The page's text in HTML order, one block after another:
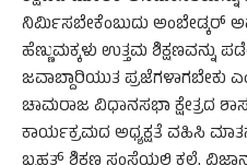
ನಿರ್ಮಿಸಬೇಕೆಂಬುದು ಅಂಬೇಡ್ಕರ್
ಹೆಣ್ಣುಮಕ್ಕಳು ಉತ್ತಮ
ಜವಾಬ್ದಾರಿಯುತ ಪ್ರಜೆಗಳಾಗಬೇಕು
ಚಾಮರಾಜ ವಿಧಾನಸಭಾ ಕ್ಷೇತ್ರದ
ಕಾರ್ಯಕ್ರಮದ ಅಧ್ಯಕ್ಷತೆ ವಹಿಸಿ